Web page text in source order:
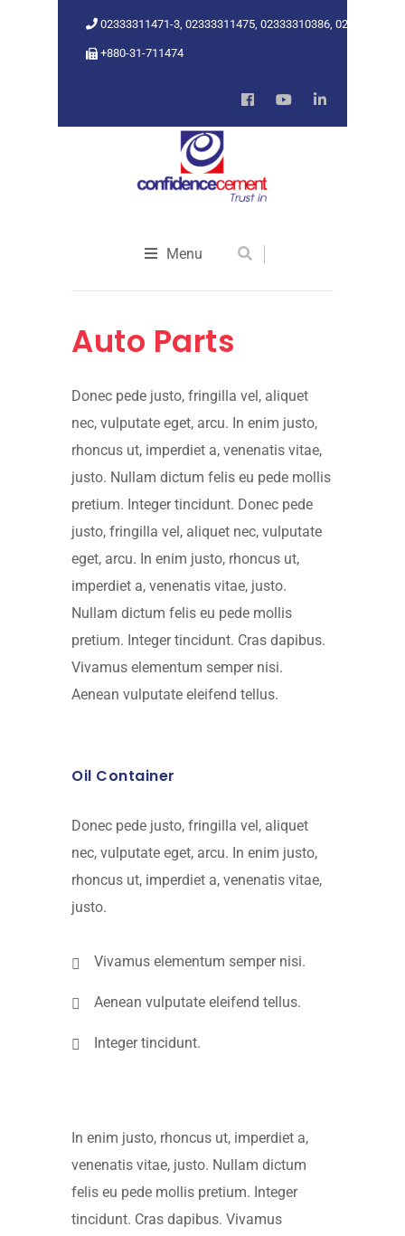
02333311471-3, 02333311475, 02333310386, 02333318962
+880-31-711474
Menu
Auto Parts
Donec pede justo, fringilla vel, aliquet
nec, vulputate eget, arcu. In enim justo,
rhoncus ut, imperdiet a, venenatis vitae,
justo. Nullam dictum felis eu pede mollis
pretium. Integer tincidunt. Donec pede
justo, fringilla vel, aliquet nec, vulputate
eget, arcu. In enim justo, rhoncus ut,
imperdiet a, venenatis vitae, justo.
Nullam dictum felis eu pede mollis
pretium. Integer tincidunt. Cras dapibus.
Vivamus elementum semper nisi.
Aenean vulputate eleifend tellus.
Oil Container
Donec pede justo, fringilla vel, aliquet
nec, vulputate eget, arcu. In enim justo,
rhoncus ut, imperdiet a, venenatis vitae,
justo.
Vivamus elementum semper nisi.
Aenean vulputate eleifend tellus.
Integer tincidunt.
In enim justo, rhoncus ut, imperdiet a,
venenatis vitae, justo. Nullam dictum
felis eu pede mollis pretium. Integer
tincidunt. Cras dapibus. Vivamus